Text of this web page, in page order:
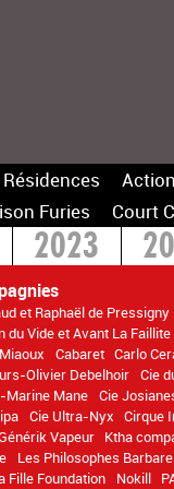
Résidences
Furies Court
et Raphaël de Pressigny
du Vide et Avant La Faillite
Cabaret Carlo
Olivier Debelhoir Cie
Marine Mane Cie
Cie Ultra-Nyx Cirque
Vapeur Ktha
Les Philosophes
Fille Foundation
Nokill
2023